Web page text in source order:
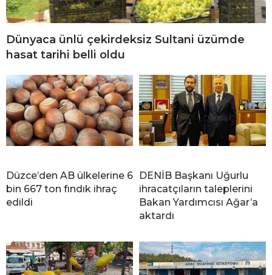
Dünyaca ünlü çekirdeksiz Sultani üzümde
hasat tarihi belli oldu
Düzce’den AB ülkelerine 6
bin 667 ton fındık ihraç
edildi
DENİB Başkanı Uğurlu
ihracatçıların taleplerini
Bakan Yardımcısı Ağar’a
aktardı